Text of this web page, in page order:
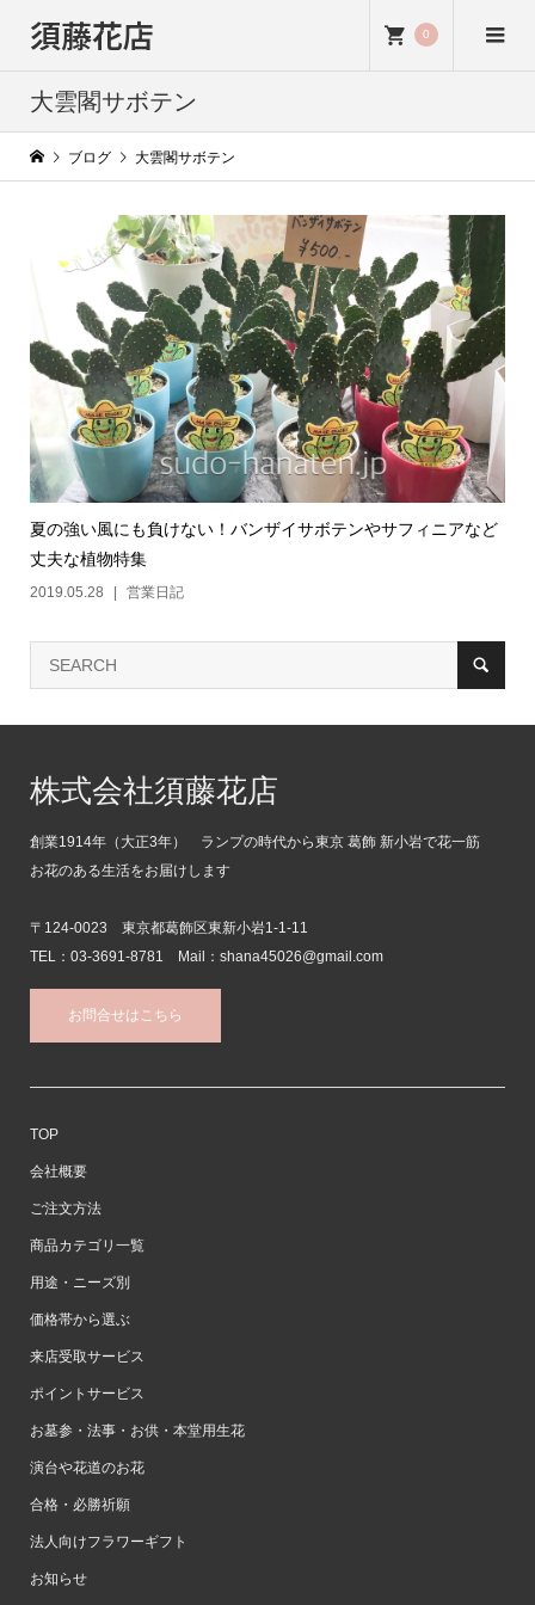
須藤花店 0
大雲閣サボテン
ブログ 大雲閣サボテン
夏の強い風にも負けない！バンザイサボテンやサフィニアなど
丈夫な植物特集
2019.05.28 営業日記
株式会社須藤花店
創業1914年（大正3年） ランプの時代から東京 葛飾 新小岩で花一筋
お花のある生活をお届けします
〒124-0023 東京都葛飾区東新小岩1-1-11
TEL：03-3691-8781 Mail：shana45026@gmail.com
お問合せはこちら
TOP
会社概要
ご注文方法
商品カテゴリ一覧
用途・ニーズ別
価格帯から選ぶ
来店受取サービス
ポイントサービス
お墓参・法事・お供・本堂用生花
演台や花道のお花
合格・必勝祈願
法人向けフラワーギフト
お知らせ